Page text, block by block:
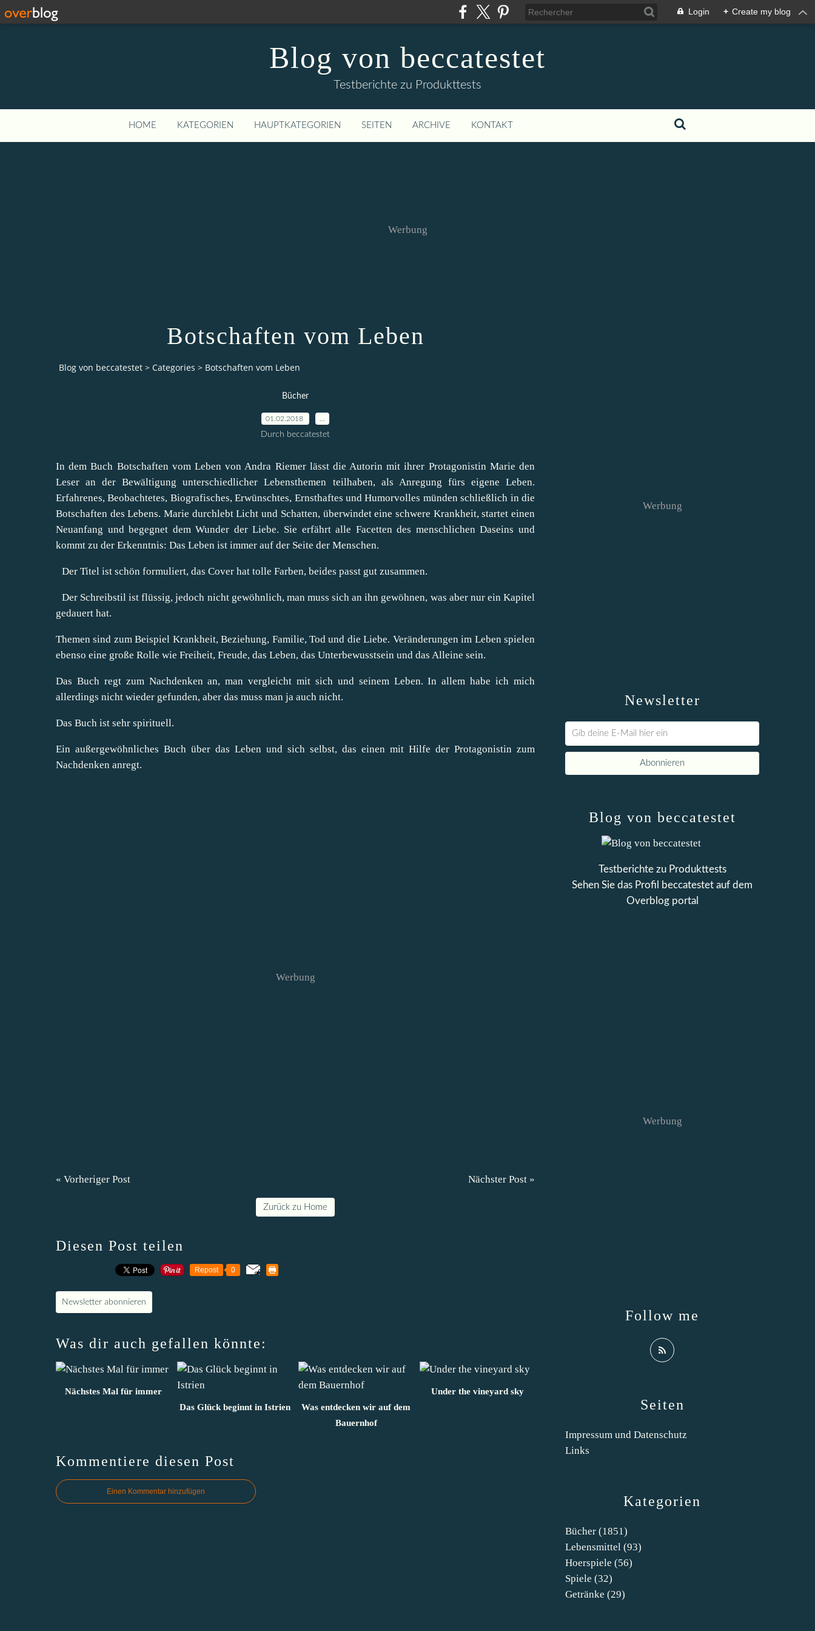
Login + Create my blog
Blog von beccatestet
Testberichte zu Produkttests
HOME KATEGORIEN HAUPTKATEGORIEN SEITEN ARCHIVE KONTAKT
Werbung
Botschaften vom Leben
Blog von beccatestet > Categories > Botschaften vom Leben
Bücher
01.02.2018
Durch beccatestet
In dem Buch Botschaften vom Leben von Andra Riemer lässt die Autorin mit ihrer Protagonistin Marie den
Leser an der Bewältigung unterschiedlicher Lebensthemen teilhaben, als Anregung fürs eigene Leben.
Erfahrenes, Beobachtetes, Biografisches, Erwünschtes, Ernsthaftes und Humorvolles münden schließlich in die
Botschaften des Lebens. Marie durchlebt Licht und Schatten, überwindet eine schwere Krankheit, startet einen
Neuanfang und begegnet dem Wunder der Liebe. Sie erfährt alle Facetten des menschlichen Daseins und
kommt zu der Erkenntnis: Das Leben ist immer auf der Seite der Menschen.
Der Titel ist schön formuliert, das Cover hat tolle Farben, beides passt gut zusammen.
Der Schreibstil ist flüssig, jedoch nicht gewöhnlich, man muss sich an ihn gewöhnen, was aber nur ein Kapitel
gedauert hat.
Themen sind zum Beispiel Krankheit, Beziehung, Familie, Tod und die Liebe. Veränderungen im Leben spielen
ebenso eine große Rolle wie Freiheit, Freude, das Leben, das Unterbewusstsein und das Alleine sein.
Das Buch regt zum Nachdenken an, man vergleicht mit sich und seinem Leben. In allem habe ich mich
allerdings nicht wieder gefunden, aber das muss man ja auch nicht.
Das Buch ist sehr spirituell.
Ein außergewöhnliches Buch über das Leben und sich selbst, das einen mit Hilfe der Protagonistin zum
Nachdenken anregt.
Werbung
« Vorheriger Post Nächster Post »
Zurück zu Home
Diesen Post teilen
Repost 0
Newsletter abonnieren
Was dir auch gefallen könnte:
Nächstes Mal für immer
Das Glück beginnt in Istrien
Was entdecken wir auf dem
Bauernhof
Under the vineyard sky
Kommentiere diesen Post
Einen Kommentar hinzufügen
Newsletter
Werbung
Kategorien
Bücher (1851)
Lebensmittel (93)
Hoerspiele (56)
Spiele (32)
Getränke (29)
Seiten
Impressum und Datenschutz
Links
Blog von beccatestet
Testberichte zu Produkttests
Sehen Sie das Profil
beccatestet auf dem
Overblog portal
Follow me
Werbung